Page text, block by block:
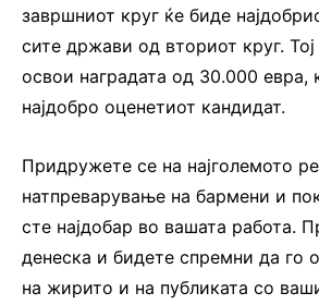
завршниот круг ќе биде
сите држави од вториот круг. Тој
освои наградата од 30.000 евра,
најдобро оценетиот кандидат.
Придружете се на најголемото
натпреварување на бармени и
сте најдобар во вашата работа.
денеска и бидете спремни да го
на жирито и на публиката со